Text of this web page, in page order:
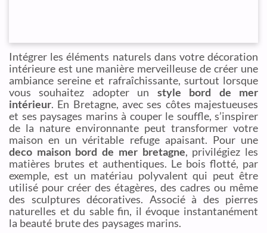
Intégrer les éléments naturels dans votre décoration
intérieure est une manière merveilleuse de créer une
ambiance sereine et rafraîchissante, surtout lorsque
vous souhaitez adopter un style bord de mer
intérieur. En Bretagne, avec ses côtes majestueuses
et ses paysages marins à couper le souffle, s’inspirer
de la nature environnante peut transformer votre
maison en un véritable refuge apaisant. Pour une
deco maison bord de mer bretagne, privilégiez les
matières brutes et authentiques. Le bois flotté, par
exemple, est un matériau polyvalent qui peut être
utilisé pour créer des étagères, des cadres ou même
des sculptures décoratives. Associé à des pierres
naturelles et du sable fin, il évoque instantanément
la beauté brute des paysages marins.